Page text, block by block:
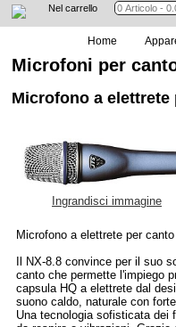
Nel carrello
Home
Microfoni per
Microfono a elettrete
Ingrandisci immagine
Microfono a elettrete per canto
Il NX-8.8 convince per il suo
canto che permette l'impiego
capsula HQ a elettrete dal
suono caldo, naturale con
Una tecnologia sofisticata dei